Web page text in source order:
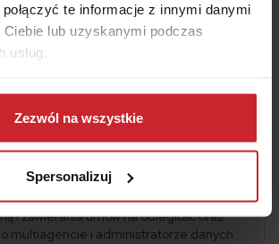
te informacje z innymi danymi
lub uzyskanymi podczas
usług.
na temat tego, kim jesteśmy, jak
skontaktować i w jaki sposób
osobowe w ramachPolityki
Zezwól na wszystkie
Spersonalizuj
pojazdu
właściciela pojazdu
świadczenia usług drogą
i zawierania umów na odległość oraz
o multiagencie i administratorze danych.